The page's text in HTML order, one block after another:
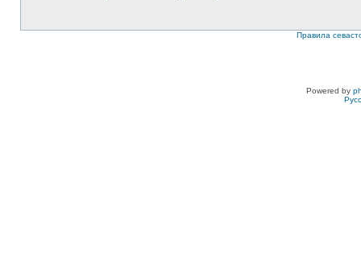
Правила
Powered by